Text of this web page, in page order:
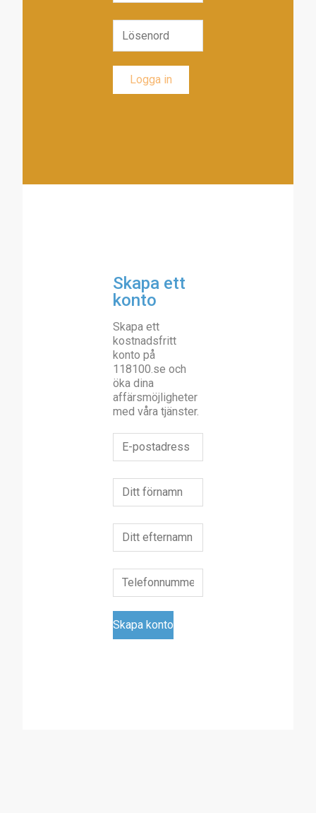
Skapa ett
konto
Skapa ett
kostnadsfritt
konto på
118100.se och
öka dina
affärsmöjligheter
med våra tjänster.